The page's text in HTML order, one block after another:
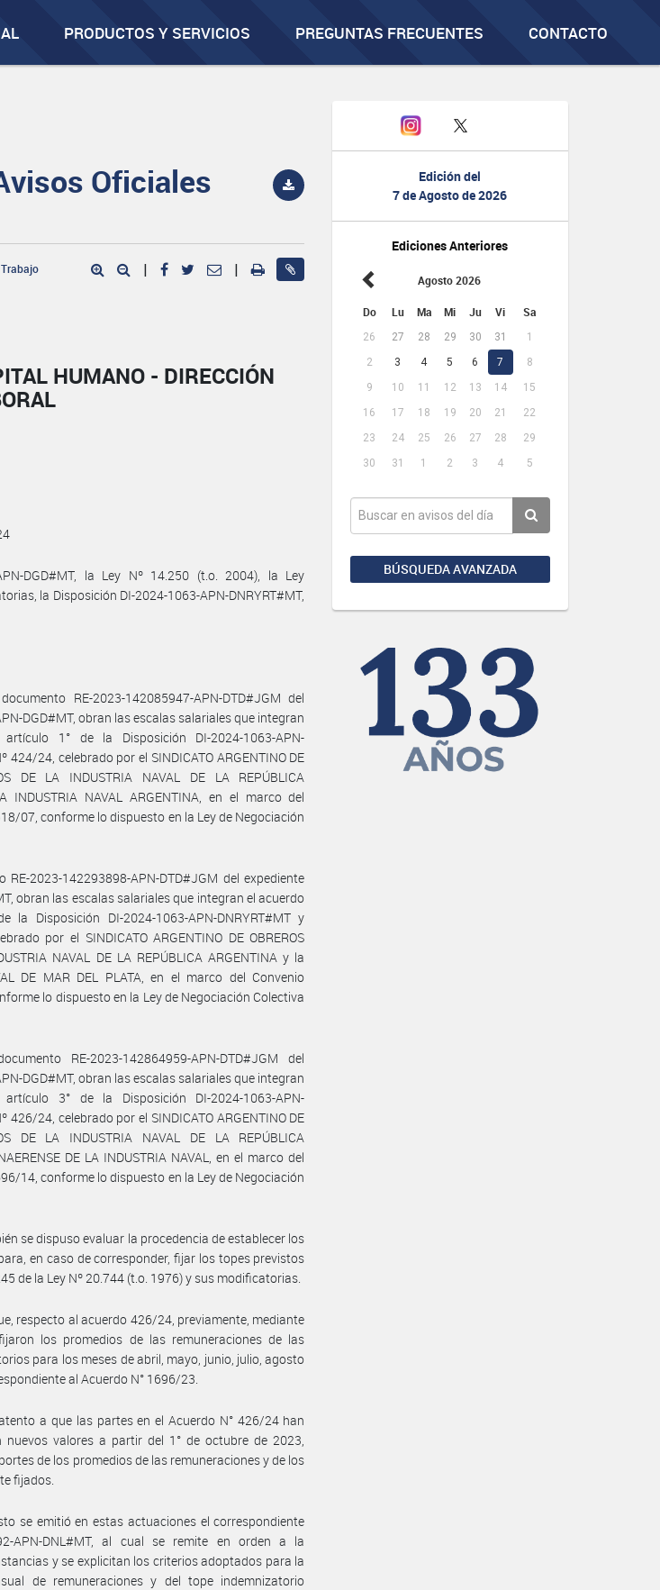
PRODUCTOS Y SERVICIOS PREGUNTAS FRECUENTES CONTACTO
Edición del
7 de Agosto de 2026
Ediciones Anteriores
Agosto 2026
Do Lu Ma Mi Ju Vi Sa
26 27 28 29 30 31
1
2
3 4 5 6 7
8
9
10 11 12 13 14
15
16
17 18 19 20 21
22
23
24 25 26 27 28
29
30
31 1 2 3 4 5
BÚSQUEDA AVANZADA
Oficiales
| |
HUMANO - DIRECCIÓN
DGD#MT, la Ley Nº 14.250 (t.o. 2004), la Ley
la Disposición DI-2024-1063-APN-DNRYRT#MT,
RE-2023-142085947-APN-DTD#JGM del
DGD#MT, obran las escalas salariales que integran
1° de la Disposición DI-2024-1063-APN-
424/24, celebrado por el SINDICATO ARGENTINO DE
DE LA INDUSTRIA NAVAL DE LA REPÚBLICA
INDUSTRIA NAVAL ARGENTINA, en el marco del
07, conforme lo dispuesto en la Ley de Negociación
2023-142293898-APN-DTD#JGM del expediente
obran las escalas salariales que integran el acuerdo
Disposición DI-2024-1063-APN-DNRYRT#MT y
por el SINDICATO ARGENTINO DE OBREROS
NAVAL DE LA REPÚBLICA ARGENTINA y la
DE MAR DEL PLATA, en el marco del Convenio
lo dispuesto en la Ley de Negociación Colectiva
RE-2023-142864959-APN-DTD#JGM del
DGD#MT, obran las escalas salariales que integran
3° de la Disposición DI-2024-1063-APN-
426/24, celebrado por el SINDICATO ARGENTINO DE
DE LA INDUSTRIA NAVAL DE LA REPÚBLICA
DE LA INDUSTRIA NAVAL, en el marco del
14, conforme lo dispuesto en la Ley de Negociación
se dispuso evaluar la procedencia de establecer los
en caso de corresponder, fijar los topes previstos
de la Ley Nº 20.744 (t.o. 1976) y sus modificatorias.
respecto al acuerdo 426/24, previamente, mediante
los promedios de las remuneraciones de las
para los meses de abril, mayo, junio, julio, agosto
al Acuerdo N° 1696/23.
a que las partes en el Acuerdo N° 426/24 han
nuevos valores a partir del 1° de octubre de 2023,
de los promedios de las remuneraciones y de los
fijados.
se emitió en estas actuaciones el correspondiente
APN-DNL#MT, al cual se remite en orden a la
y se explicitan los criterios adoptados para la
de remuneraciones y del tope indemnizatorio